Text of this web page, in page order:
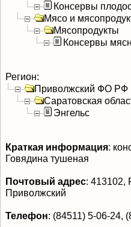
Консервы
Мясо и
Мясопродукты
Консервы
Регион:
Приволжский ФО РФ
Саратовская
Энгельс
Краткая информация:
Говядина тушеная
Почтовый адрес: 413102,
Приволжский
Телефон: (84511) 5-06-24,